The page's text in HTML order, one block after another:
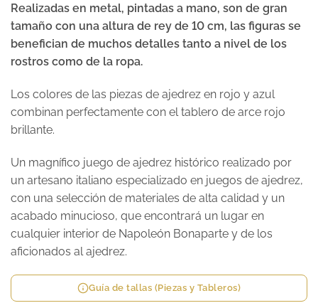
Realizadas en metal, pintadas a mano, son de gran
tamaño con una altura de rey de 10 cm, las figuras se
benefician de muchos detalles tanto a nivel de los
rostros como de la ropa.
Los colores de las piezas de ajedrez en rojo y azul
combinan perfectamente con el tablero de arce rojo
brillante.
Un magnífico juego de ajedrez histórico realizado por
un artesano italiano especializado en juegos de ajedrez,
con una selección de materiales de alta calidad y un
acabado minucioso, que encontrará un lugar en
cualquier interior de Napoleón Bonaparte y de los
aficionados al ajedrez.
Guía de tallas (Piezas y Tableros)